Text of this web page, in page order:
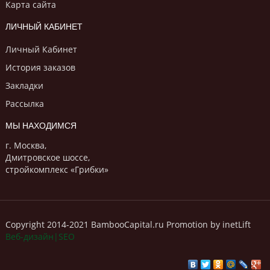
Карта сайта
ЛИЧНЫЙ КАБИНЕТ
Личный Кабинет
История заказов
Закладки
Рассылка
МЫ НАХОДИМСЯ
г. Москва,
Дмитровское шоссе,
стройкомплекс «Грибки»
Copyright 2014-2021 BambooCapital.ru Promotion by inetLift
Веб-дизайн|SEO